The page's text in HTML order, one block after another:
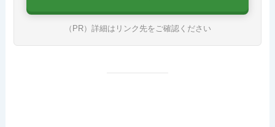
（PR）詳細はリンク先をご確認ください